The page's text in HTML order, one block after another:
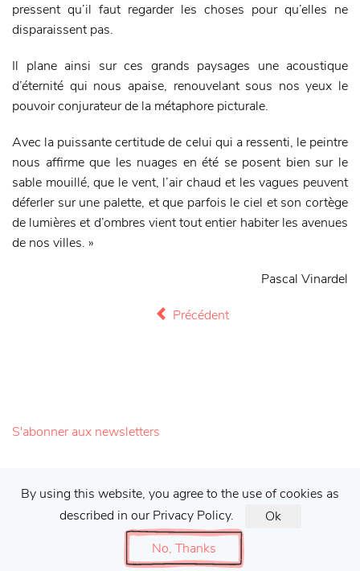
By using this website, you agree to the use of cookies as
described in our Privacy Policy.
Ok
No, Thanks
pressent qu’il faut regarder les choses pour qu’elles ne
disparaissent pas.
Il plane ainsi sur ces grands paysages une acoustique
d’éternité qui nous apaise, renouvelant sous nos yeux le
pouvoir conjurateur de la métaphore picturale.
Avec la puissante certitude de celui qui a ressenti, le peintre
nous affirme que les nuages en été se posent bien sur le
sable mouillé, que le vent, l’air chaud et les vagues peuvent
déferler sur une palette, et que parfois le ciel et son cortège
de lumières et d’ombres vient tout entier habiter les avenues
de nos villes. »
Pascal Vinardel
Précédent
S'abonner aux newsletters
Galerie Francis Barlier ©2026 |Mentions
#galeriebarlier